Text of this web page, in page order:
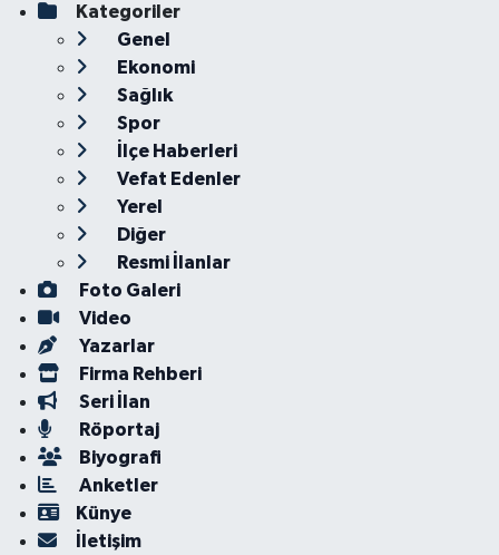
Kategoriler
Genel
Ekonomi
Sağlık
Spor
İlçe Haberleri
Vefat Edenler
Yerel
Diğer
Resmi İlanlar
Foto Galeri
Video
Yazarlar
Firma Rehberi
Seri İlan
Röportaj
Biyografi
Anketler
Künye
İletişim